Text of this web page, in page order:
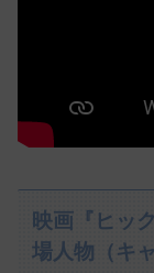
映画『ヒッ
場人物（キ